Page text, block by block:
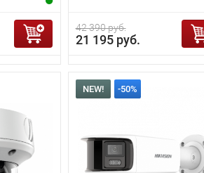
42 390 руб.
21 195 руб.
NEW! -50%